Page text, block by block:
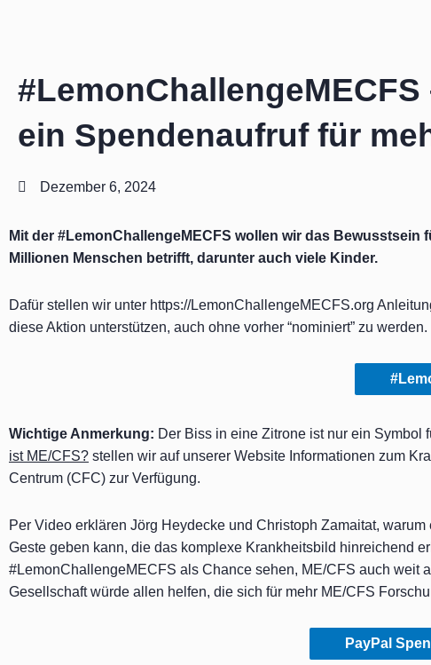
ein Spendenaufruf für
Dezember 6, 2024
Mit der #LemonChallengeMECFS wollen wir das
Millionen Menschen betrifft, darunter auch viele Kinder.
Dafür stellen wir unter https://LemonChallengeMECFS.org
diese Aktion unterstützen, auch ohne vorher “nominiert” zu werden.
Wichtige Anmerkung: Der Biss in eine Zitrone ist nur ein Symbol
ist ME/CFS? stellen wir auf unserer Website Informationen zum
Centrum (CFC) zur Verfügung.
Per Video erklären Jörg Heydecke und Christoph Zamaitat,
Geste geben kann, die das komplexe Krankheitsbild hinreichend
#LemonChallengeMECFS als Chance sehen, ME/CFS auch weit
Gesellschaft würde allen helfen, die sich für mehr ME/CFS
PayPal